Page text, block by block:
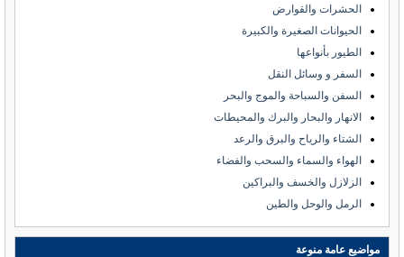
الحشرات والقوارض
الحيوانات الصغيرة والكبيرة
الطيور بأنواعها
السفر و وسائل النقل
السفن والسباحة والموج والبحر
الانهار والبحار والبرك والمحيطات
الشتاء والرياح والبرق والرعد
الهواء والسماء والسحب والفضاء
الزلازل والخسف والبراكين
الرمل والوحل والطين
مواضيع عامة منوعة